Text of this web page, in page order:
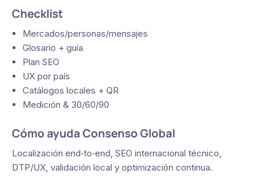
Checklist
Mercados/personas/mensajes
Glosario + guía
Plan SEO
UX por país
Catálogos locales + QR
Medición & 30/60/90
Cómo ayuda Consenso Global
Localización end‑to‑end, SEO internacional técnico,
DTP/UX, validación local y optimización continua.